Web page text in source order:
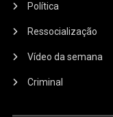
Política
Ressocialização
Vídeo da semana
Criminal